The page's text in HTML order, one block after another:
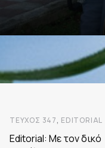
ΤΕΎΧΟΣ 347, EDITORIAL
Editorial: Με τον δικό